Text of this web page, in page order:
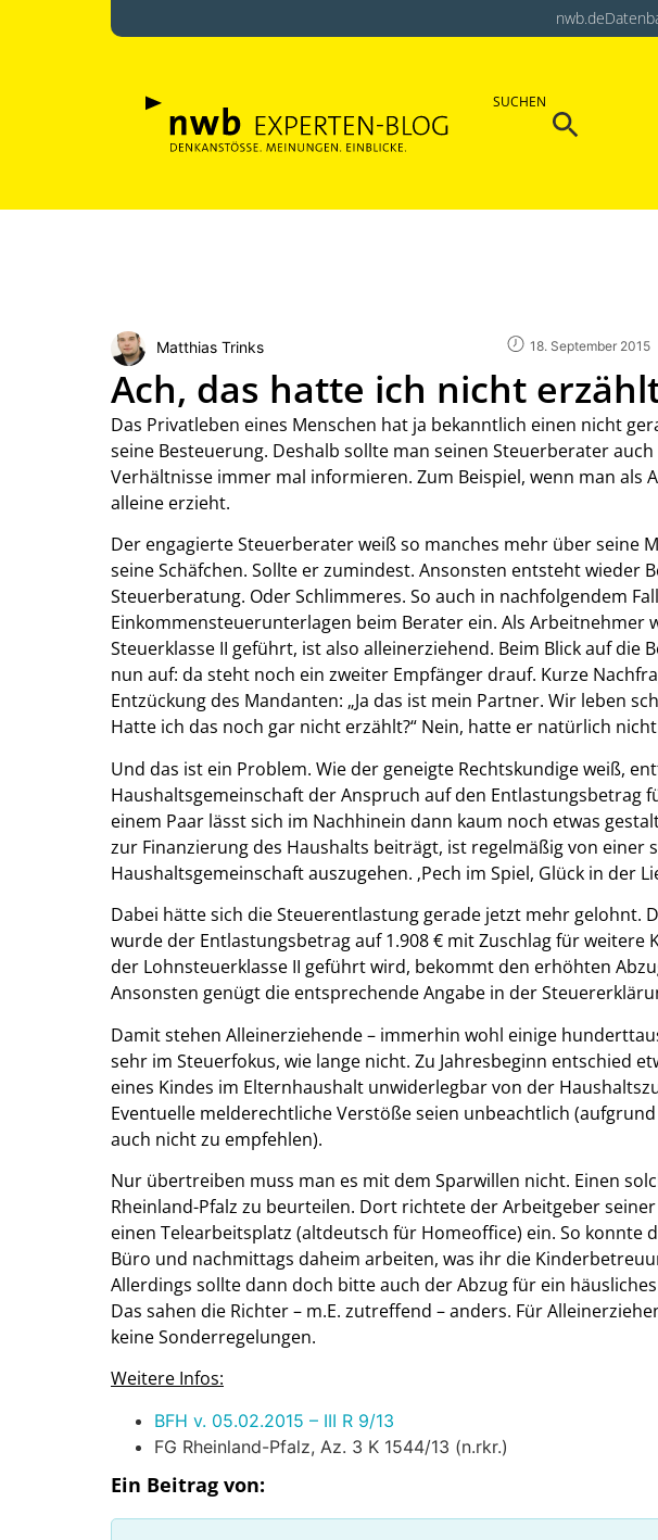
nwb.de
SUCHEN
Search
Matthias Trinks 18. September 2015
Ach, das hatte ich nicht
Das Privatleben eines Menschen hat ja bekanntlich einen nicht
seine Besteuerung. Deshalb sollte man seinen Steuerberater
Verhältnisse immer mal informieren. Zum Beispiel, wenn man als
alleine erzieht.
Der engagierte Steuerberater weiß so manches mehr über seine
seine Schäfchen. Sollte er zumindest. Ansonsten entsteht wieder
Steuerberatung. Oder Schlimmeres. So auch in nachfolgendem
Einkommensteuerunterlagen beim Berater ein. Als Arbeitnehmer
Steuerklasse II geführt, ist also alleinerziehend. Beim Blick auf die
nun auf: da steht noch ein zweiter Empfänger drauf. Kurze
Entzückung des Mandanten: „Ja das ist mein Partner. Wir leben
Hatte ich das noch gar nicht erzählt?“ Nein, hatte er natürlich
Und das ist ein Problem. Wie der geneigte Rechtskundige weiß,
Haushaltsgemeinschaft der Anspruch auf den Entlastungsbetrag
einem Paar lässt sich im Nachhinein dann kaum noch etwas
zur Finanzierung des Haushalts beiträgt, ist regelmäßig von einer
Haushaltsgemeinschaft auszugehen. ‚Pech im Spiel, Glück in der
Dabei hätte sich die Steuerentlastung gerade jetzt mehr gelohnt.
wurde der Entlastungsbetrag auf 1.908 € mit Zuschlag für weitere
der Lohnsteuerklasse II geführt wird, bekommt den erhöhten
Ansonsten genügt die entsprechende Angabe in der
Damit stehen Alleinerziehende – immerhin wohl einige
sehr im Steuerfokus, wie lange nicht. Zu Jahresbeginn entschied
eines Kindes im Elternhaushalt unwiderlegbar von der
Eventuelle melderechtliche Verstöße seien unbeachtlich
auch nicht zu empfehlen).
Nur übertreiben muss man es mit dem Sparwillen nicht. Einen
Rheinland-Pfalz zu beurteilen. Dort richtete der Arbeitgeber
einen Telearbeitsplatz (altdeutsch für Homeoffice) ein. So konnte
Büro und nachmittags daheim arbeiten, was ihr die
Allerdings sollte dann doch bitte auch der Abzug für ein
Das sahen die Richter – m.E. zutreffend – anders. Für
keine Sonderregelungen.
Weitere Infos:
BFH v. 05.02.2015 – III R 9/13
FG Rheinland-Pfalz, Az. 3 K 1544/13 (n.rkr.)
Ein Beitrag von: